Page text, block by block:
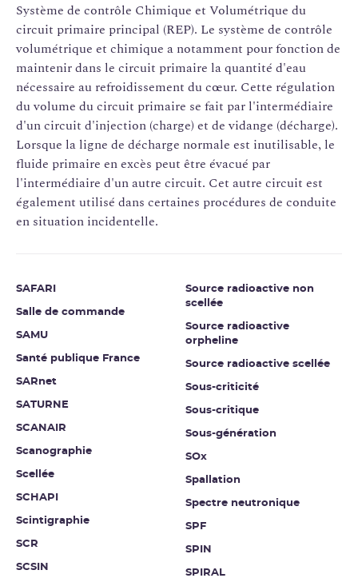
Système de contrôle Chimique et Volumétrique du
circuit primaire principal (REP). Le système de contrôle
volumétrique et chimique a notamment pour fonction de
maintenir dans le circuit primaire la quantité d'eau
nécessaire au refroidissement du cœur. Cette régulation
du volume du circuit primaire se fait par l'intermédiaire
d'un circuit d'injection (charge) et de vidange (décharge).
Lorsque la ligne de décharge normale est inutilisable, le
fluide primaire en excès peut être évacué par
l'intermédiaire d'un autre circuit. Cet autre circuit est
également utilisé dans certaines procédures de conduite
en situation incidentelle.
SAFARI
Salle de commande
SAMU
Santé publique France
SARnet
SATURNE
SCANAIR
Scanographie
Scellée
SCHAPI
Scintigraphie
SCR
SCSIN
Source radioactive non
scellée
Source radioactive
orpheline
Source radioactive scellée
Sous-criticité
Sous-critique
Sous-génération
SOx
Spallation
Spectre neutronique
SPF
SPIN
SPIRAL